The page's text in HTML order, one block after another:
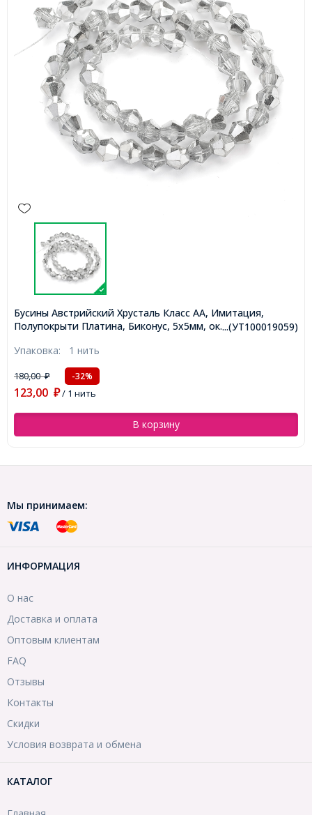
...(УТ100019059)
Бусины Австрийский Хрусталь Класс АА, Имитация,
Полупокрыти Платина, Биконус, 5х5мм, ок. 55шт/25см/
Упаковка: 1 нить
180,00₽ -32%
123,00 ₽/ 1 нить
В корзину
Мы принимаем:
ИНФОРМАЦИЯ
О нас
Доставка и оплата
Оптовым клиентам
FAQ
Отзывы
Контакты
Скидки
Условия возврата и обмена
КАТАЛОГ